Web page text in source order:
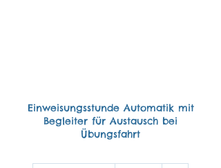
Einweisungsstunde Automatik mit
Begleiter für Austausch bei
Übungsfahrt